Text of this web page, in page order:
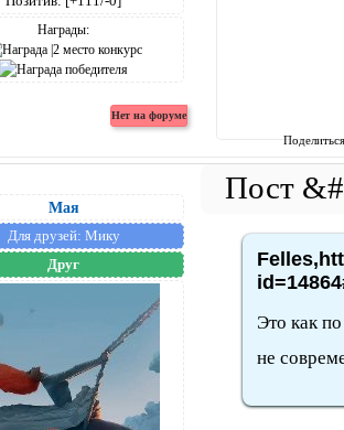
Награды:
Мая
Для друзей: Мику
Друг
Это как
не